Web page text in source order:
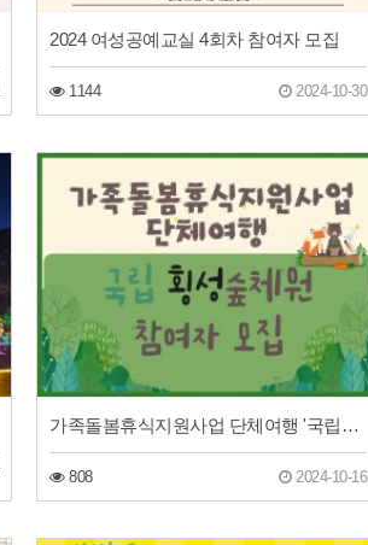
2024 여성공예교실 4회차 참여자 모집
1144 2024-10-30
가족돌봄휴식지원사업 단체여행 '국립횡성숲체원' 참여자 모집
808 2024-10-16